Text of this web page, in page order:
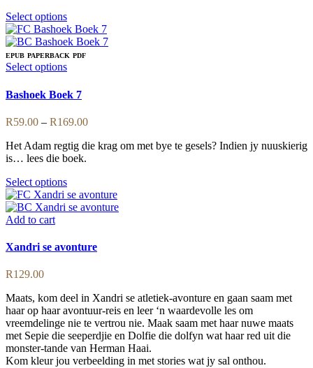
page
Select optionsThis
product
has
multiple
variants.
options
may
be
chosen
on
the
page
EPUB PAPERBACK PDF
Select optionsThis
has
multiple
variants.
The
options
may
chosen
on
the
Bashoek Boek 7
R59.00 – R169.00Price
R59.00
Het Adam regtig die krag om met bye te gesels? Indien jy nuuskierig
is… lees die boek.
Select optionsThis
product
has
The
chosen
on
the
product
page
Add to cart
Xandri se avonture
R129.00
Maats, kom deel in Xandri se atletiek-avonture en gaan saam met
haar op haar avontuur-reis en leer ‘n waardevolle les om
vreemdelinge nie te vertrou nie. Maak saam met haar nuwe maats
met Sepie die seeperdjie en Dolfie die dolfyn wat haar red uit die
monster-tande van Herman Haai.
Kom kleur jou verbeelding in met stories wat jy sal onthou.